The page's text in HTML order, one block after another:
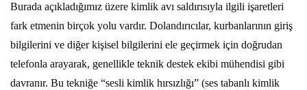
Burada açıkladığımız üzere kimlik avı saldırısıyla ilgili işaretleri
fark etmenin birçok yolu vardır. Dolandırıcılar, kurbanlarının giriş
bilgilerini ve diğer kişisel bilgilerini ele geçirmek için doğrudan
telefonla arayarak, genellikle teknik destek ekibi mühendisi gibi
davranır. Bu tekniğe “sesli kimlik hırsızlığı” (ses tabanlı kimlik